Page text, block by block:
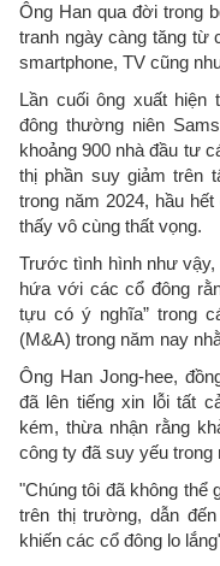
Ông Han qua đời trong
tranh ngày càng tăng từ
smartphone, TV cũng
Lần cuối ông xuất hiện
đông thường niên
khoảng 900 nhà đầu tư
thị phần suy giảm trên
trong năm 2024, hầu
thấy vô cùng thất vọng.
Trước tình hình như vậy,
hứa với các cổ đông
tựu có ý nghĩa” trong
(M&A) trong năm nay
Ông Han Jong-hee,
đã lên tiếng xin lỗi tất
kém, thừa nhận rằng
công ty đã suy yếu trong
"Chúng tôi đã không
trên thị trường, dẫn
khiến các cổ đông lo